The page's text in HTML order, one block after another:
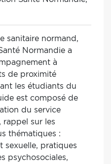
sanitaire normand,
Normandie a
à
de proximité
les étudiants du
est composé de
du service
rappel sur les
thématiques :
sexuelle, pratiques
psychosociales,